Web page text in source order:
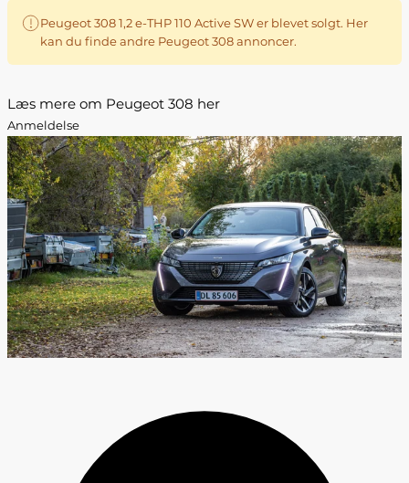
Peugeot 308 1,2 e-THP 110 Active SW er blevet solgt. Her
kan du finde andre Peugeot 308 annoncer.
Læs mere om Peugeot 308 her
Anmeldelse